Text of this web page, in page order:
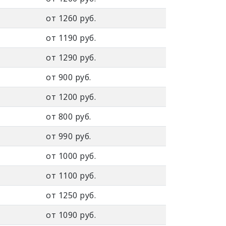
от 1260 руб.
от 1190 руб.
от 1290 руб.
от 900 руб.
от 1200 руб.
от 800 руб.
от 990 руб.
от 1000 руб.
от 1100 руб.
от 1250 руб.
от 1090 руб.